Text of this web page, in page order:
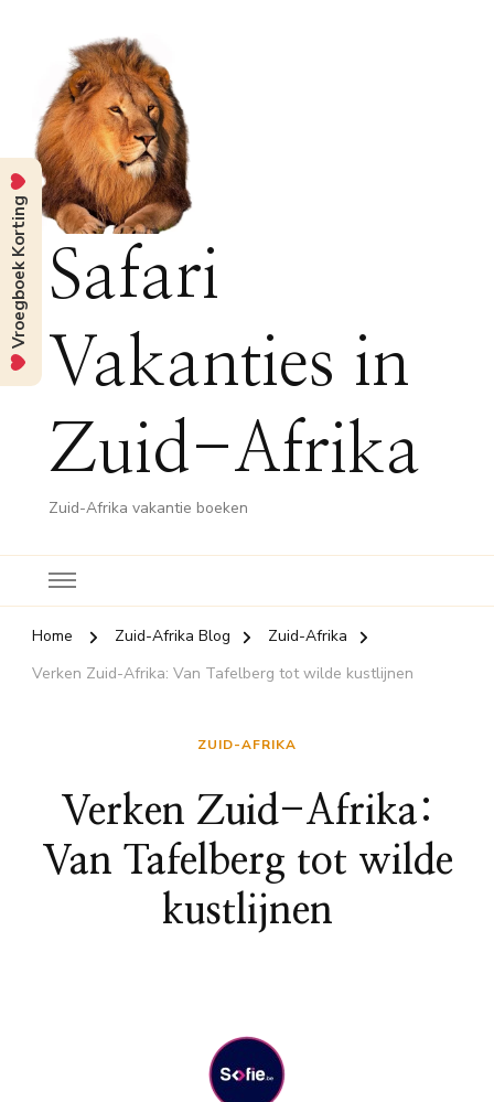
Safari
Vakanties in
Zuid-Afrika
Zuid-Afrika vakantie boeken
Home Zuid-Afrika Blog
Zuid-Afrika
Verken Zuid-Afrika: Van Tafelberg tot wilde kustlijnen
ZUID-AFRIKA
Verken Zuid-Afrika:
Van Tafelberg tot wilde
kustlijnen
Vroegboek Korting